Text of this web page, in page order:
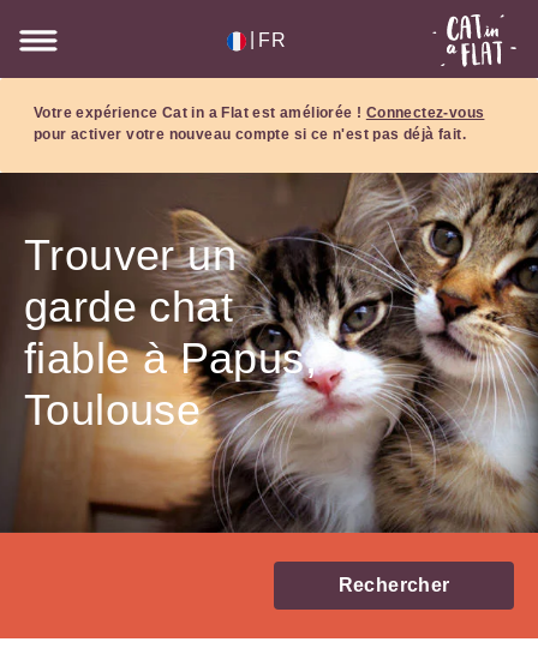
FR
Votre expérience Cat in a Flat est améliorée ! Connectez-vous
pour activer votre nouveau compte si ce n'est pas déjà fait.
Trouver un
garde chat
fiable à Papus,
Toulouse
Rechercher